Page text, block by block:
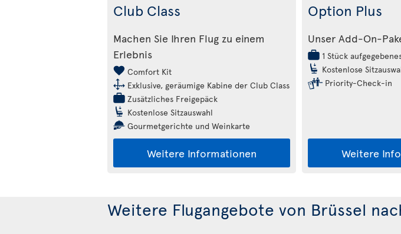
Club Class
Machen Sie Ihren Flug zu einem
Erlebnis
Comfort Kit
Exklusive, geräumige Kabine der Club Class
Zusätzliches Freigepäck
Kostenlose Sitzauswahl
Gourmetgerichte und Weinkarte
Weitere Informationen
Option Plus
Unser Add-On-
1 Stück
Kostenlose
Priority-Check-in
Weitere
Weitere Flugangebote von Brüssel